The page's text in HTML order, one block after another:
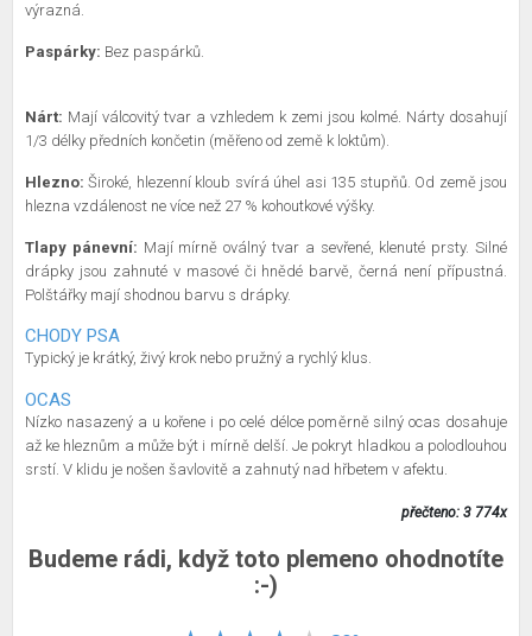
výrazná.
Paspárky: Bez paspárků.
Nárt: Mají válcovitý tvar a vzhledem k zemi jsou kolmé. Nárty dosahují
1/3 délky předních končetin (měřeno od země k loktům).
Hlezno: Široké, hlezenní kloub svírá úhel asi 135 stupňů. Od země jsou
hlezna vzdálenost ne více než 27 % kohoutkové výšky.
Tlapy pánevní: Mají mírně oválný tvar a sevřené, klenuté prsty. Silné
drápky jsou zahnuté v masové či hnědé barvě, černá není přípustná.
Polštářky mají shodnou barvu s drápky.
CHODY PSA
Typický je krátký, živý krok nebo pružný a rychlý klus.
OCAS
Nízko nasazený a u kořene i po celé délce poměrně silný ocas dosahuje
až ke hleznům a může být i mírně delší. Je pokryt hladkou a polodlouhou
srstí. V klidu je nošen šavlovitě a zahnutý nad hřbetem v afektu.
přečteno: 3 774x
Budeme rádi, když toto plemeno ohodnotíte
:-)